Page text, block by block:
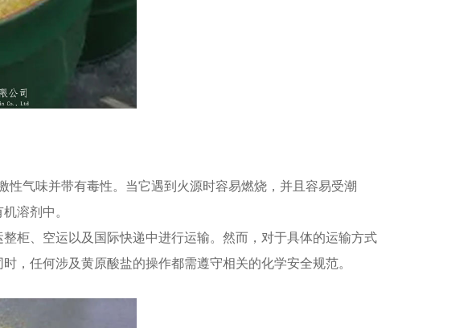
气味并带有毒性。当它遇到火源时容易燃烧，并且容易受潮
溶剂中。
柜、空运以及国际快递中进行运输。然而，对于具体的运输方式
，任何涉及黄原酸盐的操作都需遵守相关的化学安全规范。